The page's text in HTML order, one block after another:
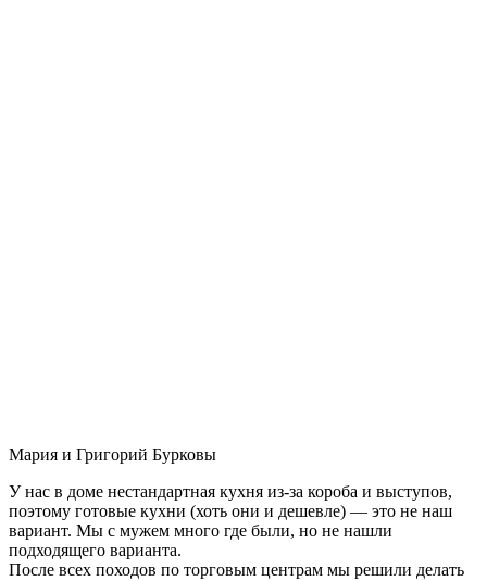
Мария и Григорий Бурковы
У нас в доме нестандартная кухня из-за короба и выступов,
поэтому готовые кухни (хоть они и дешевле) — это не наш
вариант. Мы с мужем много где были, но не нашли
подходящего варианта.
После всех походов по торговым центрам мы решили делать